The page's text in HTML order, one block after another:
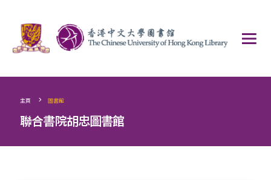
主頁 > 圖書館
聯合書院胡忠圖書館